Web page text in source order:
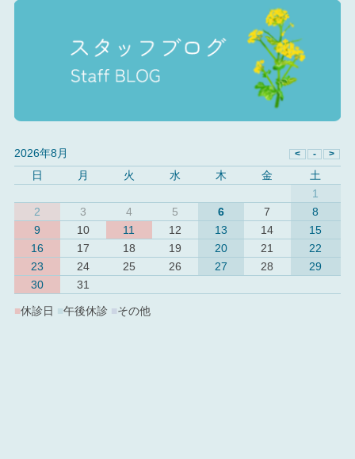
2026年8月
日
月 火 水 木 金
土
1
2
3 4 5 6 7
8
9
10 11 12 13 14
15
16
17 18 19 20 21
22
23
24 25 26 27 28
29
30
31
■休診日 ■午後休診 その他